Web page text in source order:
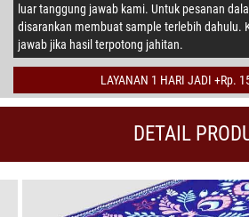
luar tanggung jawab kami. Untuk pesanan
disarankan membuat sample terlebih dahulu.
jawab jika hasil terpotong jahitan.
LAYANAN 1 HARI JADI +Rp.
DETAIL